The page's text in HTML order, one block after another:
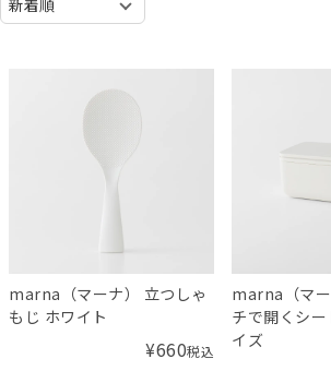
marna（マーナ） 立つしゃ
もじ ホワイト
¥660税込
marna（マ
チで開くシ
イズ